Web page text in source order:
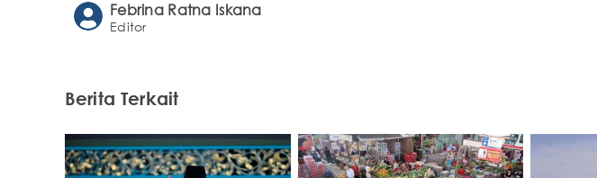
Febrina Ratna Iskana
Editor
Berita Terkait